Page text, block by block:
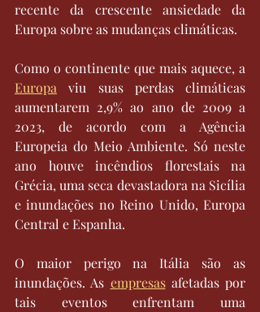
recente da crescente ansiedade da
Europa sobre as mudanças climáticas.
Europa viu suas perdas climáticas
aumentarem 2,9% ao ano de 2009 a
2023, de acordo com a Agência
Europeia do Meio Ambiente. Só neste
ano houve incêndios florestais na
Grécia, uma seca devastadora na Sicília
e inundações no Reino Unido, Europa
Central e Espanha.
O maior perigo na Itália são as
inundações. As empresas afetadas por
tais eventos enfrentam uma